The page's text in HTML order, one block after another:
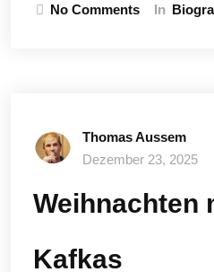
No Comments In
Thomas Aussem
Dezember 23, 2025
Weihnachten
Kafkas